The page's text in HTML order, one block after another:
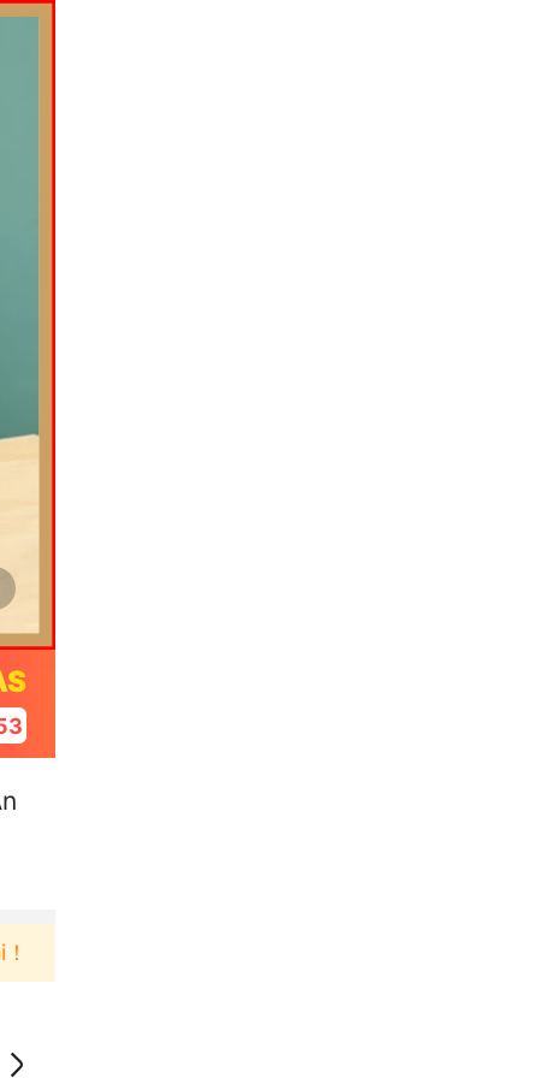
baru berbelanja di aplikasi Akulaku bisa